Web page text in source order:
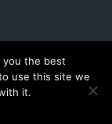
Joshi
you the best
use this site we
it.